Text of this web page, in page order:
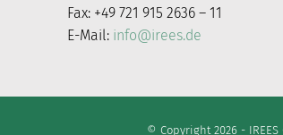
Fax: +49 721 915 2636 – 11
E-Mail: info@irees.de
© Copyright 2026 - IREES